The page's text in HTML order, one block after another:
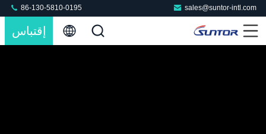
sales@suntor-intl.com
86-130-5810-0195
إقتباس